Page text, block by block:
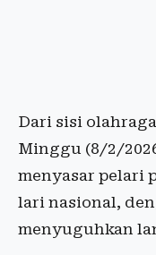
Dari sisi
Minggu (8/2/
menyasar pelari
lari nasional,
menyuguhkan